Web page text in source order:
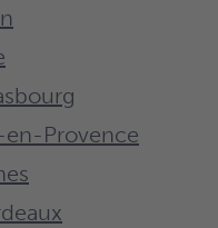
en-Provence